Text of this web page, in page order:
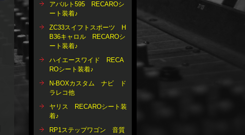
アバルト595 RECAROシ
ート装着♪
ZC33スイフトスポーツ H
B36キャロル RECAROシ
ート装着♪
ハイエースワイド RECA
ROシート装着♪
N-BOXカスタム ナビ ド
ラレコ他
ヤリス RECAROシート装
着♪
RP1ステップワゴン 音質